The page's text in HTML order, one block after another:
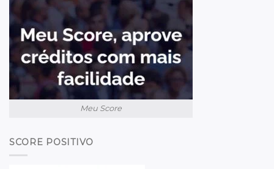
Meu Score
SCORE POSITIVO